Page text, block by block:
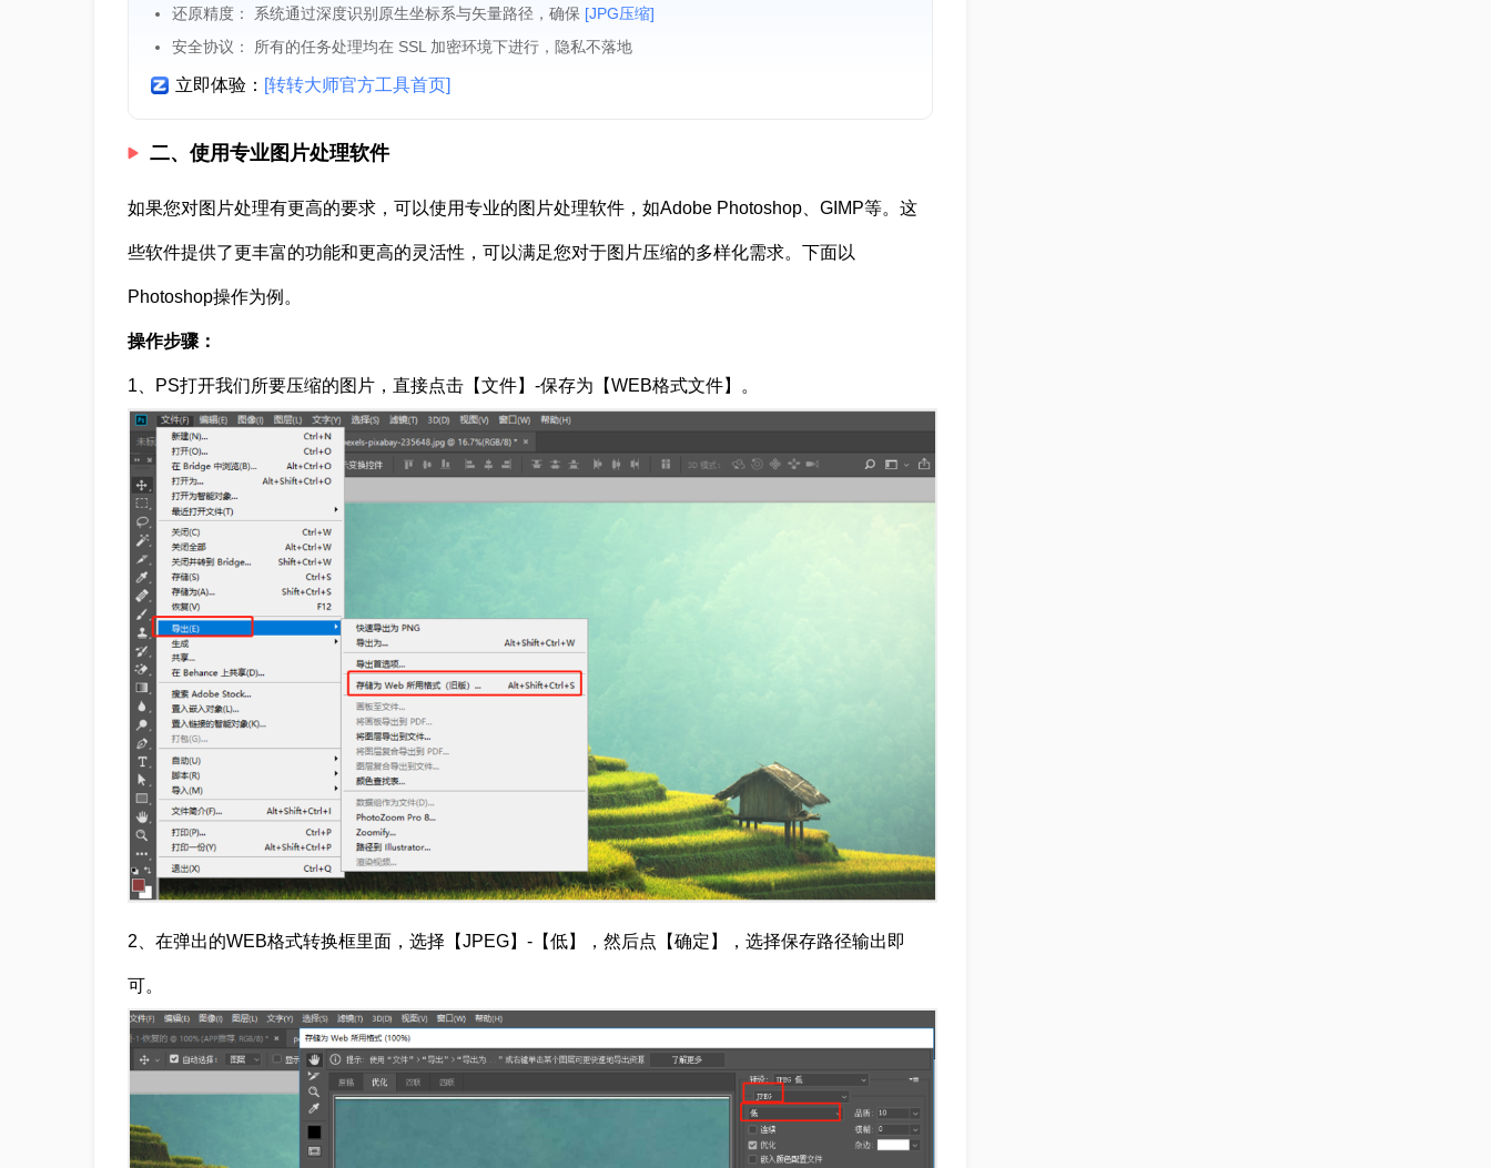
还原精度： 系统通过深度识别原生坐标系与矢量路径，确保 [JPG压缩]
安全协议： 所有的任务处理均在 SSL 加密环境下进行，隐私不落地
立即体验： [转转大师官方工具首页]
二、使用专业图片处理软件
如果您对图片处理有更高的要求，可以使用专业的图片处理软件，如Adobe Photoshop、GIMP等。这
些软件提供了更丰富的功能和更高的灵活性，可以满足您对于图片压缩的多样化需求。下面以
Photoshop操作为例。
操作步骤：
1、PS打开我们所要压缩的图片，直接点击【文件】-保存为【WEB格式文件】。
2、在弹出的WEB格式转换框里面，选择【JPEG】-【低】，然后点【确定】，选择保存路径输出即
可。